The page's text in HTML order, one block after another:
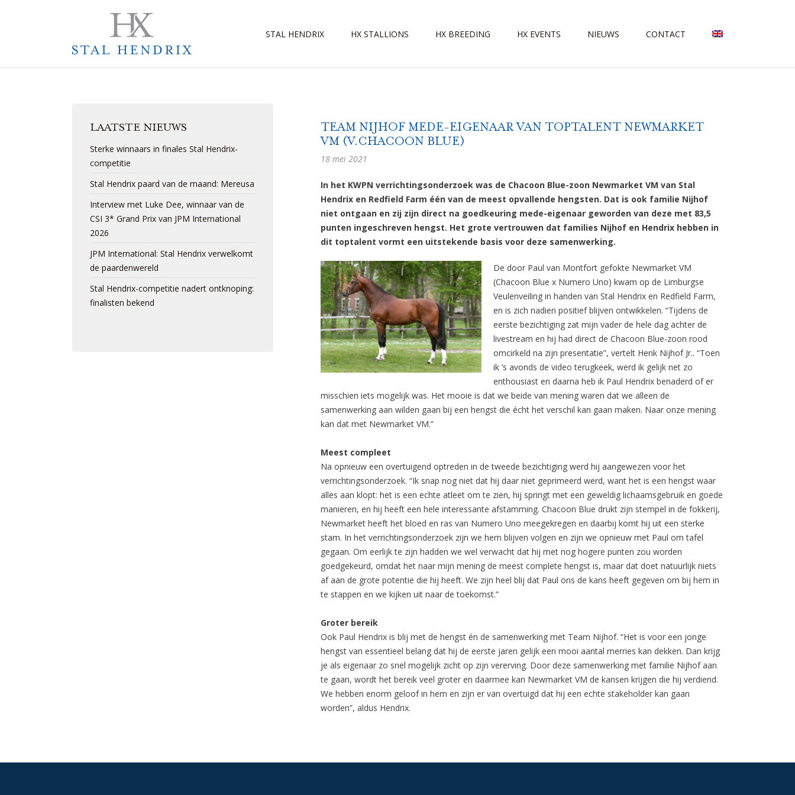
STAL HENDRIX HX STALLIONS HX BREEDING HX EVENTS NIEUWS CONTACT
LAATSTE NIEUWS
Sterke winnaars in finales Stal Hendrix-
competitie
Stal Hendrix paard van de maand: Mereusa
Interview met Luke Dee, winnaar van de
CSI 3* Grand Prix van JPM International
2026
JPM International: Stal Hendrix verwelkomt
de paardenwereld
Stal Hendrix-competitie nadert ontknoping:
finalisten bekend
TEAM NIJHOF MEDE-EIGENAAR VAN TOPTALENT NEWMARKET
VM (V.CHACOON BLUE)
18 mei 2021
In het KWPN verrichtingsonderzoek was de Chacoon Blue-zoon Newmarket VM van Stal
Hendrix en Redfield Farm één van de meest opvallende hengsten. Dat is ook familie Nijhof
niet ontgaan en zij zijn direct na goedkeuring mede-eigenaar geworden van deze met 83,5
punten ingeschreven hengst. Het grote vertrouwen dat families Nijhof en Hendrix hebben in
dit toptalent vormt een uitstekende basis voor deze samenwerking.
De door Paul van Montfort gefokte Newmarket VM
(Chacoon Blue x Numero Uno) kwam op de Limburgse
Veulenveiling in handen van Stal Hendrix en Redfield Farm,
en is zich nadien positief blijven ontwikkelen. “Tijdens de
eerste bezichtiging zat mijn vader de hele dag achter de
livestream en hij had direct de Chacoon Blue-zoon rood
omcirkeld na zijn presentatie”, vertelt Henk Nijhof Jr.. “Toen
ik ’s avonds de video terugkeek, werd ik gelijk net zo
enthousiast en daarna heb ik Paul Hendrix benaderd of er
misschien iets mogelijk was. Het mooie is dat we beide van mening waren dat we alleen de
samenwerking aan wilden gaan bij een hengst die écht het verschil kan gaan maken. Naar onze mening
kan dat met Newmarket VM.”
Meest compleet
Na opnieuw een overtuigend optreden in de tweede bezichtiging werd hij aangewezen voor het
verrichtingsonderzoek. “Ik snap nog niet dat hij daar niet geprimeerd werd, want het is een hengst waar
alles aan klopt: het is een echte atleet om te zien, hij springt met een geweldig lichaamsgebruik en goede
manieren, en hij heeft een hele interessante afstamming. Chacoon Blue drukt zijn stempel in de fokkerij,
Newmarket heeft het bloed en ras van Numero Uno meegekregen en daarbij komt hij uit een sterke
stam. In het verrichtingsonderzoek zijn we hem blijven volgen en zijn we opnieuw met Paul om tafel
gegaan. Om eerlijk te zijn hadden we wel verwacht dat hij met nog hogere punten zou worden
goedgekeurd, omdat het naar mijn mening de meest complete hengst is, maar dat doet natuurlijk niets
af aan de grote potentie die hij heeft. We zijn heel blij dat Paul ons de kans heeft gegeven om bij hem in
te stappen en we kijken uit naar de toekomst.”
Groter bereik
Ook Paul Hendrix is blij met de hengst én de samenwerking met Team Nijhof. “Het is voor een jonge
hengst van essentieel belang dat hij de eerste jaren gelijk een mooi aantal merries kan dekken. Dan krijg
je als eigenaar zo snel mogelijk zicht op zijn vererving. Door deze samenwerking met familie Nijhof aan
te gaan, wordt het bereik veel groter en daarmee kan Newmarket VM de kansen krijgen die hij verdiend.
We hebben enorm geloof in hem en zijn er van overtuigd dat hij een echte stakeholder kan gaan
worden”, aldus Hendrix.